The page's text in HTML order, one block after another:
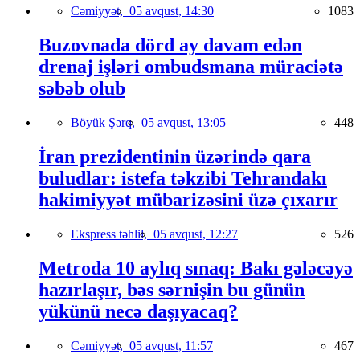
Cəmiyyət, 05 avqust, 14:30 1083
Buzovnada dörd ay davam edən
drenaj işləri ombudsmana müraciətə
səbəb olub
Böyük Şərq, 05 avqust, 13:05 448
İran prezidentinin üzərində qara
buludlar: istefa təkzibi Tehrandakı
hakimiyyət mübarizəsini üzə çıxarır
Ekspress təhlil, 05 avqust, 12:27 526
Metroda 10 aylıq sınaq: Bakı gələcəyə
hazırlaşır, bəs sərnişin bu günün
yükünü necə daşıyacaq?
Cəmiyyət, 05 avqust, 11:57 467